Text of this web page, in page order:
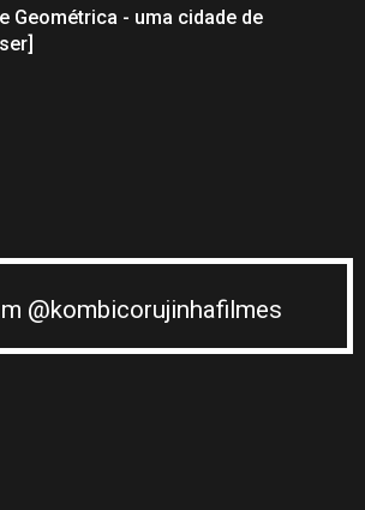
Geométrica - uma cidade de
@kombicorujinhafilmes